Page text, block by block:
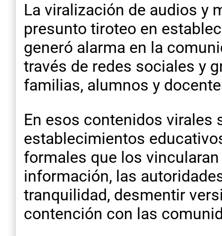
La viralización de audios y
presunto tiroteo en
generó alarma en la
través de redes sociales y
familias, alumnos y
En esos contenidos
establecimientos
formales que los
información, las
tranquilidad, desmentir
contención con las